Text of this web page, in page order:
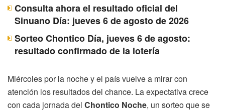
Consulta ahora el resultado oficial del
Sinuano Día: jueves 6 de agosto de 2026
Sorteo Chontico Día, jueves 6 de agosto:
resultado confirmado de la lotería
Miércoles por la noche y el país vuelve a mirar con
atención los resultados del chance. La expectativa crece
con cada jornada del Chontico Noche, un sorteo que se